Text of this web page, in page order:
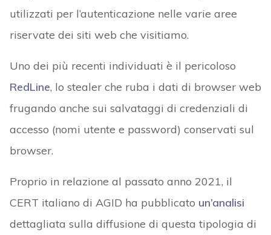
utilizzati per l’autenticazione nelle varie aree
riservate dei siti web che visitiamo.
Uno dei più recenti individuati è il pericoloso
RedLine, lo stealer che ruba i dati di browser web
frugando anche sui salvataggi di credenziali di
accesso (nomi utente e password) conservati sul
browser.
Proprio in relazione al passato anno 2021, il
CERT italiano di AGID ha pubblicato un’analisi
dettagliata sulla diffusione di questa tipologia di